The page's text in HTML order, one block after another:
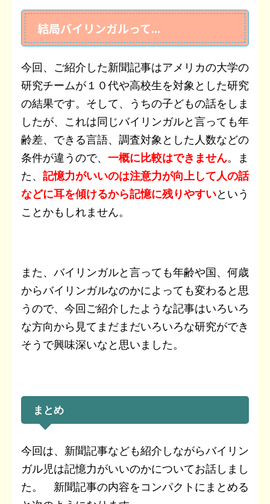
結局バイリンガルって...
今回、ご紹介した新聞記事はアメリカの大学の
研究チームが１０代や高校生を対象とした研究
の結果です。そして、うちの子どもの話をしま
したが、これは同じバイリンガルと言っても年
齢差、できる言語、調査対象とした人数などの
条件が違うので、 一概に比較はできません。ま
た、 記憶力がいいのは注意力が向上して人の話
などに耳を傾けるから記憶に残りやすいという
ことかもしれません。
また、バイリンガルと言っても年齢や国、何歳
からバイリンガルなのかによっても変わると思
うので、今回ご紹介したような記事はいろいろ
な方向から見てまだまだいろいろな研究ができ
そうで興味深いなと思いました。
まとめ
今回は、新聞記事なども紹介しながらバイリン
ガル児は記憶力がいいのかについてお話しまし
た。 新聞記事の内容をコンパクトにまとめる